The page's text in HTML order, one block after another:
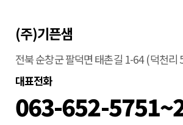
(주)기픈샘
전북 순창군 팔덕면 태촌길 1-64 (덕천리
대표전화
063-652-